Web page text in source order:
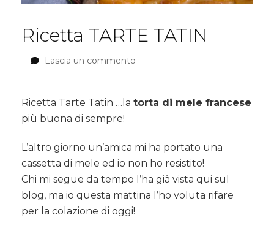
Ricetta TARTE TATIN
Lascia un commento
TATIN
Ricetta Tarte Tatin …la torta di mele francese
più buona di sempre!
L’altro giorno un’amica mi ha portato una
cassetta di mele ed io non ho resistito!
Chi mi segue da tempo l’ha già vista qui sul
blog, ma io questa mattina l’ho voluta rifare
per la colazione di oggi!